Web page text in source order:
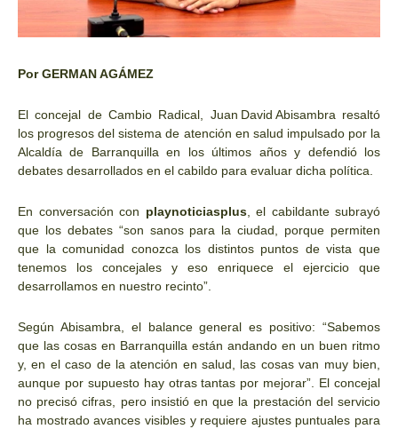
Por GERMAN AGÁMEZ
El concejal de Cambio Radical, Juan David Abisambra resaltó
los progresos del sistema de atención en salud impulsado por la
Alcaldía de Barranquilla en los últimos años y defendió los
debates desarrollados en el cabildo para evaluar dicha política.
En conversación con playnoticiasplus, el cabildante subrayó
que los debates “son sanos para la ciudad, porque permiten
que la comunidad conozca los distintos puntos de vista que
tenemos los concejales y eso enriquece el ejercicio que
desarrollamos en nuestro recinto”.
Según Abisambra, el balance general es positivo: “Sabemos
que las cosas en Barranquilla están andando en un buen ritmo
y, en el caso de la atención en salud, las cosas van muy bien,
aunque por supuesto hay otras tantas por mejorar”. El concejal
no precisó cifras, pero insistió en que la prestación del servicio
ha mostrado avances visibles y requiere ajustes puntuales para